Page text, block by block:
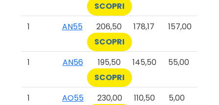
SCOPRI
1
AN55 206,50 178,17
157,00
SCOPRI
1
AN56 195,50 145,50
55,00
SCOPRI
1
AO55 230,00 110,50
5,00